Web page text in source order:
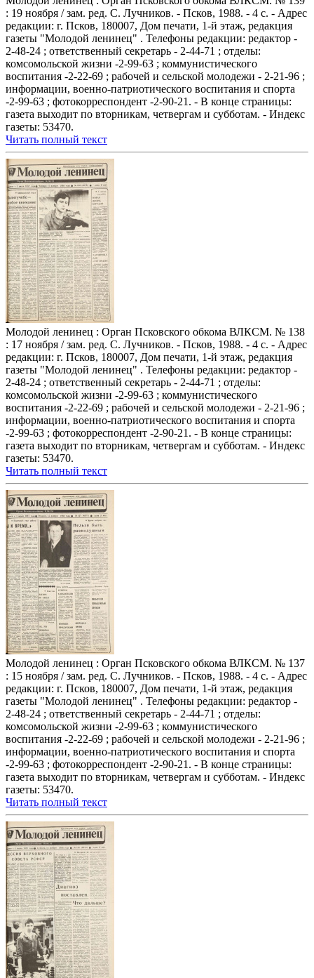
: 19 ноября / зам. ред. С. Лучников. - Псков, 1988. - 4 с. - Адрес
редакции: г. Псков, 180007, Дом печати, 1-й этаж, редакция
газеты "Молодой ленинец" . Телефоны редакции: редактор -
2-48-24 ; ответственный секретарь - 2-44-71 ; отделы:
комсомольской жизни -2-99-63 ; коммунистического
воспитания -2-22-69 ; рабочей и сельской молодежи - 2-21-96 ;
информации, военно-патриотического воспитания и спорта
-2-99-63 ; фотокорреспондент -2-90-21. - В конце страницы:
газета выходит по вторникам, четвергам и субботам. - Индекс
газеты: 53470.
Читать полный текст
Молодой ленинец : Орган Псковского обкома ВЛКСМ. № 138
: 17 ноября / зам. ред. С. Лучников. - Псков, 1988. - 4 с. - Адрес
редакции: г. Псков, 180007, Дом печати, 1-й этаж, редакция
газеты "Молодой ленинец" . Телефоны редакции: редактор -
2-48-24 ; ответственный секретарь - 2-44-71 ; отделы:
комсомольской жизни -2-99-63 ; коммунистического
воспитания -2-22-69 ; рабочей и сельской молодежи - 2-21-96 ;
информации, военно-патриотического воспитания и спорта
-2-99-63 ; фотокорреспондент -2-90-21. - В конце страницы:
газета выходит по вторникам, четвергам и субботам. - Индекс
газеты: 53470.
Читать полный текст
Молодой ленинец : Орган Псковского обкома ВЛКСМ. № 137
: 15 ноября / зам. ред. С. Лучников. - Псков, 1988. - 4 с. - Адрес
редакции: г. Псков, 180007, Дом печати, 1-й этаж, редакция
газеты "Молодой ленинец" . Телефоны редакции: редактор -
2-48-24 ; ответственный секретарь - 2-44-71 ; отделы:
комсомольской жизни -2-99-63 ; коммунистического
воспитания -2-22-69 ; рабочей и сельской молодежи - 2-21-96 ;
информации, военно-патриотического воспитания и спорта
-2-99-63 ; фотокорреспондент -2-90-21. - В конце страницы:
газета выходит по вторникам, четвергам и субботам. - Индекс
газеты: 53470.
Читать полный текст